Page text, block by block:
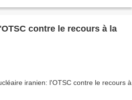
contre le recours à la